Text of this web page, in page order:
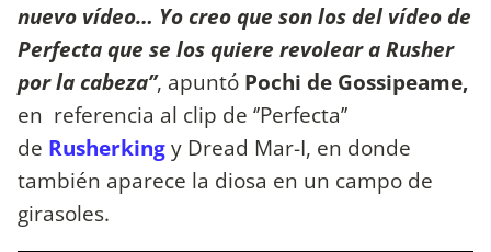
nuevo vídeo… Yo creo que son los del vídeo de
Perfecta que se los quiere revolear a Rusher
por la cabeza’’, apuntó Pochi de Gossipeame,
en referencia al clip de ‘’Perfecta’’
de Rusherkingy Dread Mar-I, en donde
también aparece la diosa en un campo de
girasoles.